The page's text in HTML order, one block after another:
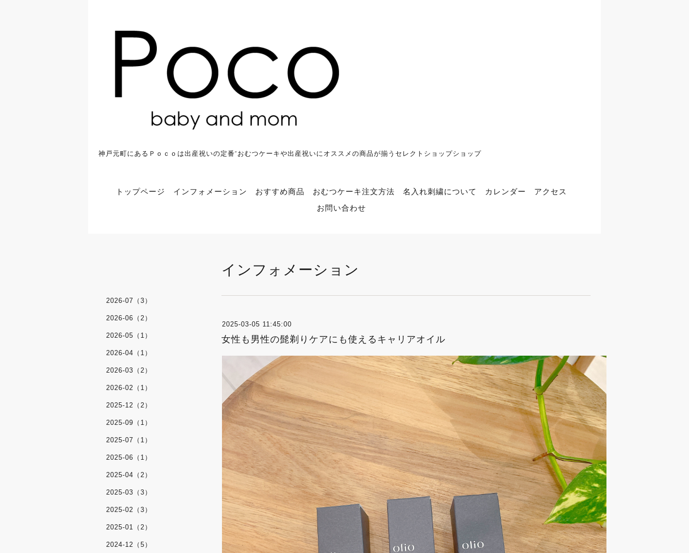
神戸元町にあるＰｏｃｏは出産祝いの定番”おむつケーキや出産祝いにオススメの商品が揃うセレクトショップショップ
トップページ インフォメーション おすすめ商品 おむつケーキ注文方法 名入れ刺繍について カレンダー
アクセス
お問い合わせ
インフォメーション
2025-03-05 11:45:00
女性も男性の髭剃りケアにも使えるキャリアオイル
2026-07（3）
2026-06（2）
2026-05（1）
2026-04（1）
2026-03（2）
2026-02（1）
2025-12（2）
2025-09（1）
2025-07（1）
2025-06（1）
2025-04（2）
2025-03（3）
2025-02（3）
2025-01（2）
2024-12（5）